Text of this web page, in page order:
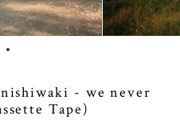
- we never
Tape)